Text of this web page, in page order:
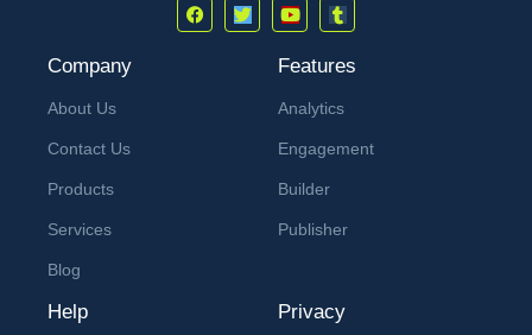
Company
About Us
Contact Us
Products
Services
Blog
Features
Analytics
Engagement
Builder
Publisher
Help Privacy